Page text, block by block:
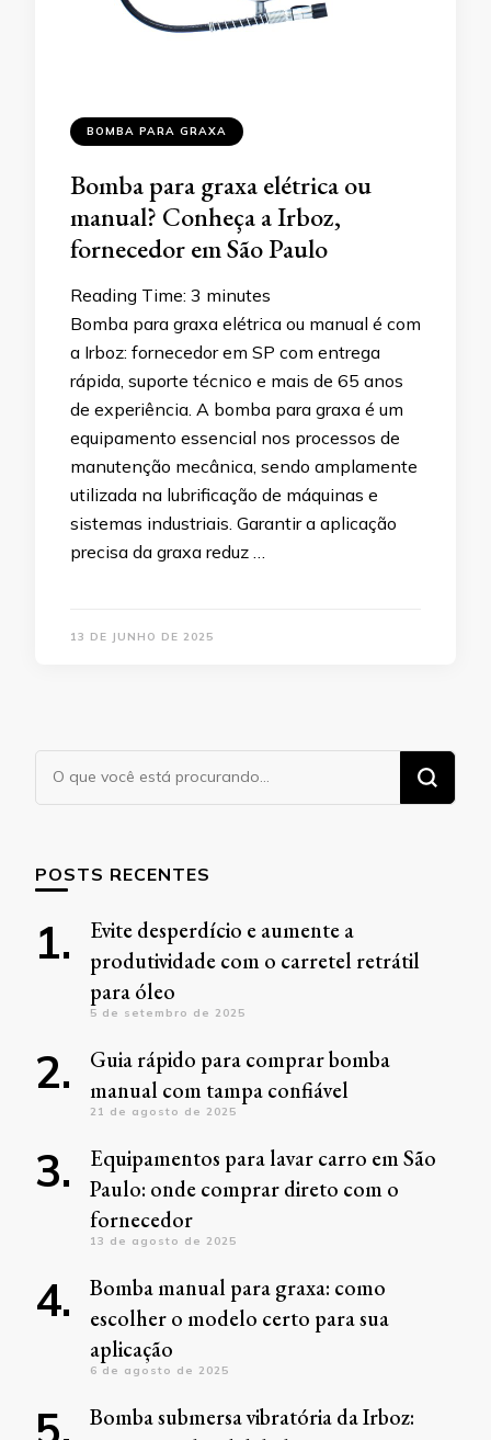
BOMBA PARA GRAXA
Bomba para graxa elétrica ou
manual? Conheça a Irboz,
fornecedor em São Paulo
Reading Time: 3 minutes
Bomba para graxa elétrica ou manual é com
a Irboz: fornecedor em SP com entrega
rápida, suporte técnico e mais de 65 anos
de experiência. A bomba para graxa é um
equipamento essencial nos processos de
manutenção mecânica, sendo amplamente
utilizada na lubrificação de máquinas e
sistemas industriais. Garantir a aplicação
precisa da graxa reduz …
13 DE JUNHO DE 2025
Procurando
algo?
POSTS RECENTES
Evite desperdício e aumente a
produtividade com o carretel retrátil
para óleo
5 de setembro de 2025
Guia rápido para comprar bomba
manual com tampa confiável
21 de agosto de 2025
Equipamentos para lavar carro em São
Paulo: onde comprar direto com o
fornecedor
13 de agosto de 2025
Bomba manual para graxa: como
escolher o modelo certo para sua
aplicação
6 de agosto de 2025
Bomba submersa vibratória da Irboz: